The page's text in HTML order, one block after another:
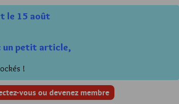
le 15 août
un petit article,
!
vous ou devenez membre